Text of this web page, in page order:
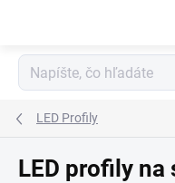
LED Profily
LED profily na